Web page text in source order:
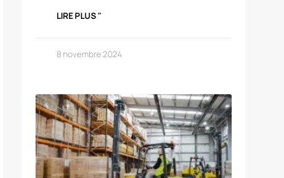
LIRE PLUS "
8 novembre 2024